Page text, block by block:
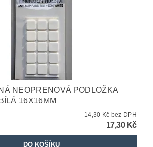
NEOPRENOVÁ PODLOŽKA
16X16MM
14,30 Kč bez DPH
17,30 Kč